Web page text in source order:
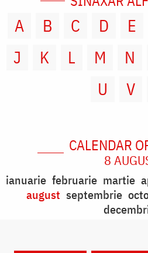
A B C D E
J
K L M N
U
V
CALENDAR
8
ianuarie februarie martie
august septembrie